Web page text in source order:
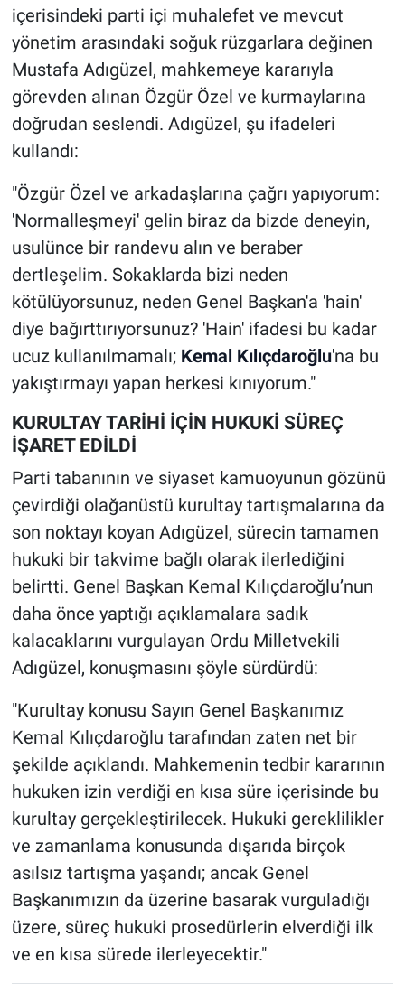
içerisindeki parti içi muhalefet ve mevcut
yönetim arasındaki soğuk rüzgarlara değinen
Mustafa Adıgüzel, mahkemeye kararıyla
görevden alınan Özgür Özel ve kurmaylarına
doğrudan seslendi. Adıgüzel, şu ifadeleri
kullandı:
"Özgür Özel ve arkadaşlarına çağrı yapıyorum:
'Normalleşmeyi' gelin biraz da bizde deneyin,
usulünce bir randevu alın ve beraber
dertleşelim. Sokaklarda bizi neden
kötülüyorsunuz, neden Genel Başkan'a 'hain'
diye bağırttırıyorsunuz? 'Hain' ifadesi bu kadar
ucuz kullanılmamalı; Kemal Kılıçdaroğlu'na bu
yakıştırmayı yapan herkesi kınıyorum."
KURULTAY TARİHİ İÇİN HUKUKİ SÜREÇ
İŞARET EDİLDİ
Parti tabanının ve siyaset kamuoyunun gözünü
çevirdiği olağanüstü kurultay tartışmalarına da
son noktayı koyan Adıgüzel, sürecin tamamen
hukuki bir takvime bağlı olarak ilerlediğini
belirtti. Genel Başkan Kemal Kılıçdaroğlu’nun
daha önce yaptığı açıklamalara sadık
kalacaklarını vurgulayan Ordu Milletvekili
Adıgüzel, konuşmasını şöyle sürdürdü:
"Kurultay konusu Sayın Genel Başkanımız
Kemal Kılıçdaroğlu tarafından zaten net bir
şekilde açıklandı. Mahkemenin tedbir kararının
hukuken izin verdiği en kısa süre içerisinde bu
kurultay gerçekleştirilecek. Hukuki gereklilikler
ve zamanlama konusunda dışarıda birçok
asılsız tartışma yaşandı; ancak Genel
Başkanımızın da üzerine basarak vurguladığı
üzere, süreç hukuki prosedürlerin elverdiği ilk
ve en kısa sürede ilerleyecektir."